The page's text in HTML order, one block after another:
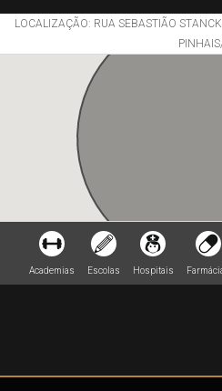
LOCALIZAÇÃO: RUA SEBASTIÃO
Academias Escolas Hospitais